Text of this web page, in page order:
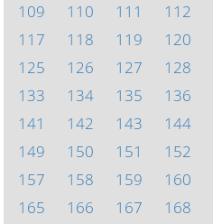
109
110 111 112
117
118 119 120
125
126 127 128
133
134 135 136
141
142 143 144
149
150 151 152
157
158 159 160
165
166 167 168